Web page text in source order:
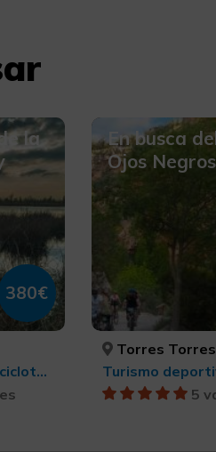
la
380€
Turismo deportivo, BTT, cicloturismo y ciclismo
En busca
Ojos Negros
Torres
5